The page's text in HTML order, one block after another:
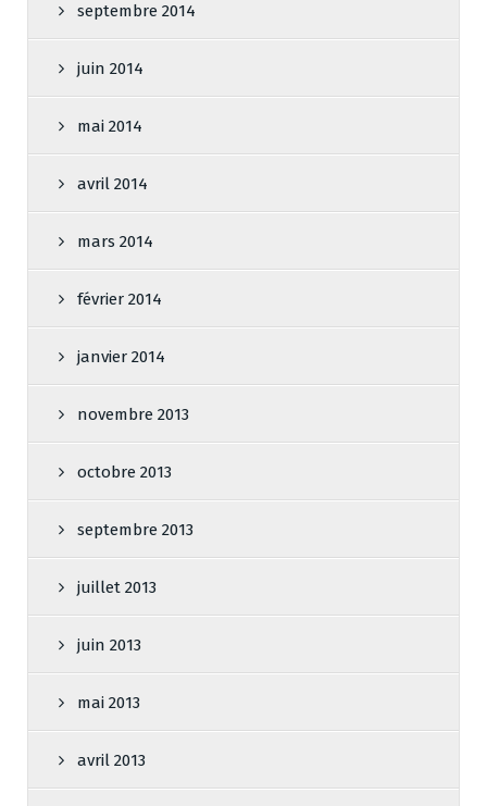
septembre 2014
juin 2014
mai 2014
avril 2014
mars 2014
février 2014
janvier 2014
novembre 2013
octobre 2013
septembre 2013
juillet 2013
juin 2013
mai 2013
avril 2013